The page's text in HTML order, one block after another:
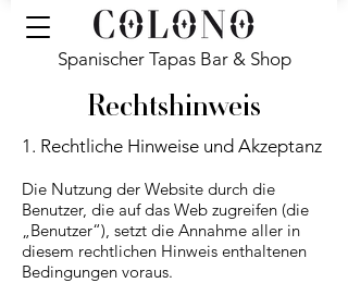
Spanischer Tapas Bar & Shop
Rechtshinweis
1. Rechtliche Hinweise und Akzeptanz
Die Nutzung der Website durch die
Benutzer, die auf das Web zugreifen (die
„Benutzer“), setzt die Annahme aller in
diesem rechtlichen Hinweis enthaltenen
Bedingungen voraus.